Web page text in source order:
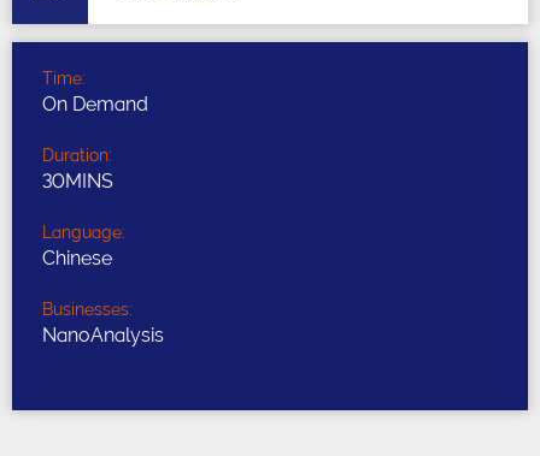
Time:
On Demand
Duration:
30MINS
Language:
Chinese
Businesses:
NanoAnalysis